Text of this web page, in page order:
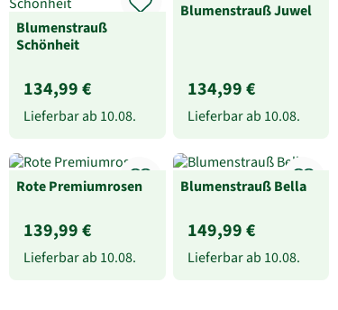
Blumenstrauß
Schönheit
134,99 €
Lieferbar ab 10.08.
Blumenstrauß Juwel
134,99 €
Lieferbar ab 10.08.
Rote Premiumrosen
139,99 €
Lieferbar ab 10.08.
Blumenstrauß Bella
149,99 €
Lieferbar ab 10.08.